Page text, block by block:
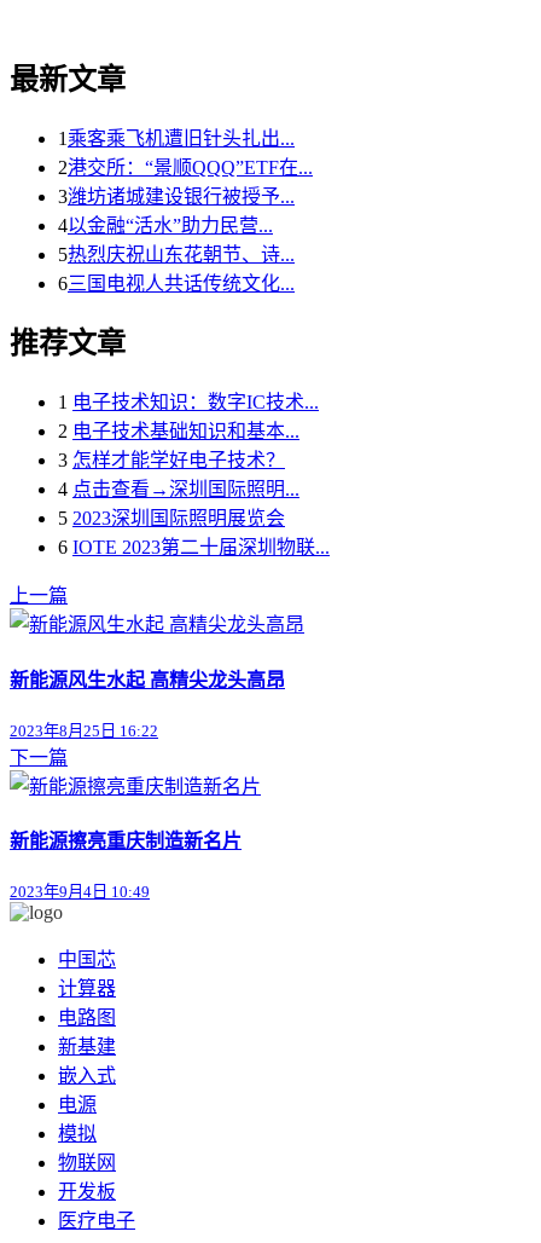
最新文章
1 乘客乘飞机遭旧针头扎出...
2港交所：“景顺QQQ”ETF在...
3潍坊诸城建设银行被授予...
4以金融“活水”助力民营...
5热烈庆祝山东花朝节、诗...
6三国电视人共话传统文化...
推荐文章
1 电子技术知识：数字IC技术...
2 电子技术基础知识和基本...
3 怎样才能学好电子技术？
4 点击查看→深圳国际照明...
5 2023深圳国际照明展览会
6 IOTE 2023第二十届深圳物联...
上一篇
新能源风生水起 高精尖龙头高昂
2023年8月25日 16:22
下一篇
新能源擦亮重庆制造新名片
2023年9月4日 10:49
中国芯
计算器
电路图
新基建
嵌入式
电源
模拟
物联网
开发板
医疗电子